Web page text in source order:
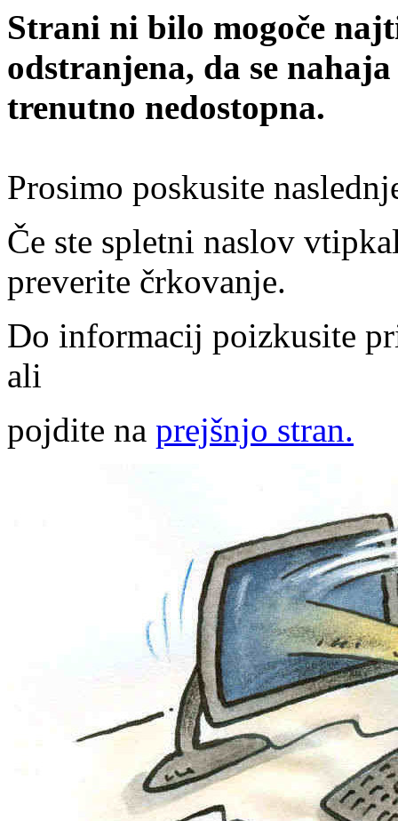
Strani ni bilo mogoče
odstranjena, da se
trenutno nedostopna.
Prosimo poskusite
Če ste spletni naslov
preverite črkovanje.
Do informacij poizkusite
ali
pojdite na prejšnjo stran.